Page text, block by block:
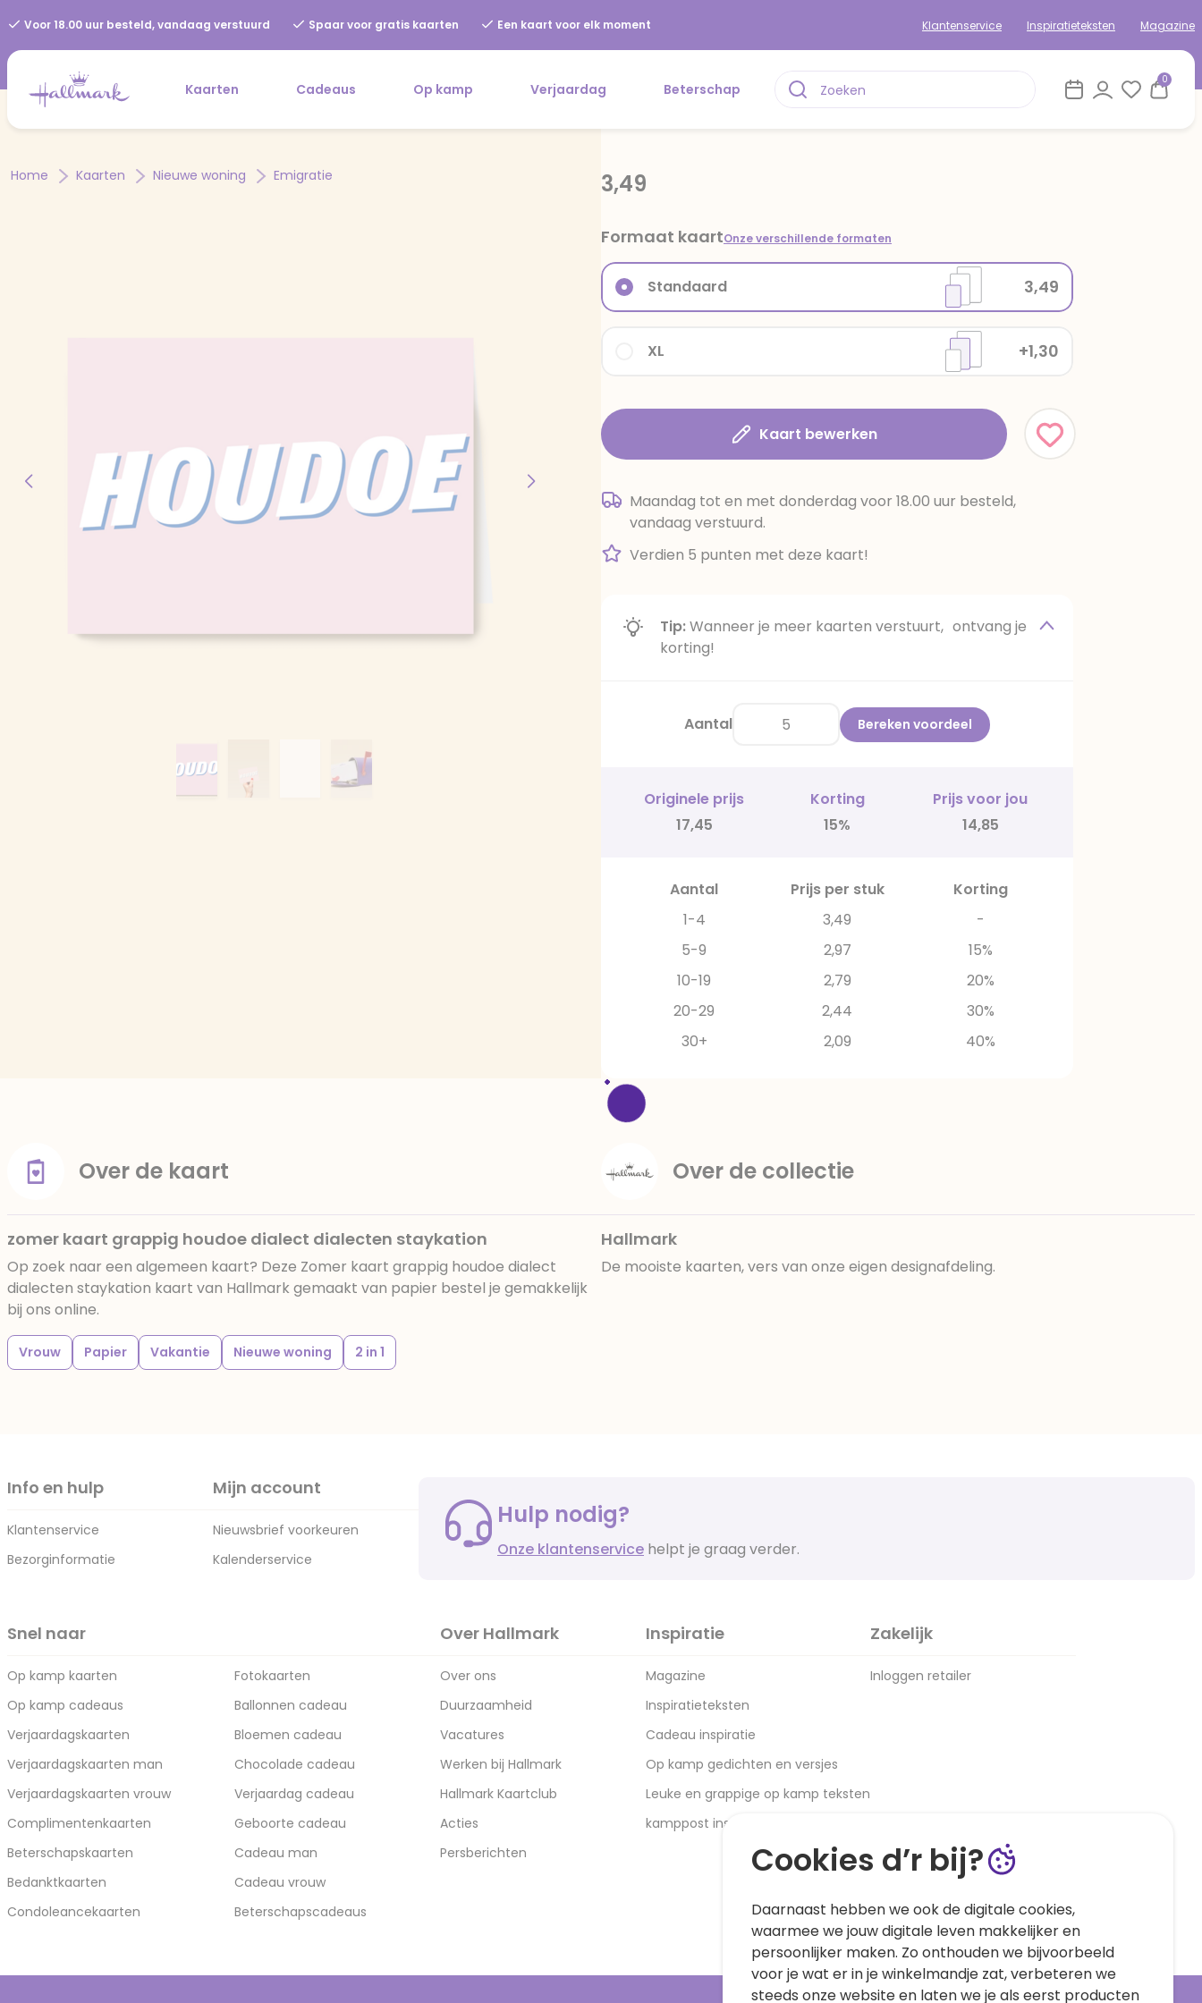
Voor 18.00 uur besteld, vandaag verstuurd Spaar voor gratis kaarten Een kaart voor elk moment Klantenservice Inspiratieteksten Magazine
Kaarten Cadeaus Op kamp Verjaardag Beterschap
0
Home Kaarten Nieuwe woning Emigratie 3,49
Formaat kaartOnze verschillende formaten
XL +1,30
Standaard 3,49
Kaart bewerken
Maandag tot en met donderdag voor 18.00 uur besteld,
vandaag verstuurd.
Verdien 5 punten met deze kaart!
Tip:Wanneer je meer kaarten verstuurt, ontvang je
korting!
Aantal Bereken voordeel
Originele prijs Korting
Prijs voor jou
17,45
15% 14,85
Aantal Prijs per stuk
Korting
1-4
3,49
-
5-9
2,97
15%
10-19
2,79
20%
20-29
2,44
30%
30+
2,09 40%
Over de kaart
zomer kaart grappig houdoe dialect dialecten staykation
Op zoek naar een algemeen kaart? Deze Zomer kaart grappig houdoe dialect
dialecten staykation kaart van Hallmark gemaakt van papier bestel je gemakkelijk
bij ons online.
Vrouw Papier Vakantie Nieuwe woning 2 in 1
Over de collectie
Hallmark
De mooiste kaarten, vers van onze eigen designafdeling.
Info en hulp
Klantenservice
Bezorginformatie
Mijn account
Nieuwsbrief voorkeuren
Kalenderservice
Hulp nodig?
Onze klantenservice helpt je graag verder.
Snel naar
Op kamp kaarten
Op kamp cadeaus
Verjaardagskaarten
Verjaardagskaarten man
Verjaardagskaarten vrouw
Complimentenkaarten
Beterschapskaarten
Bedanktkaarten
Condoleancekaarten
Fotokaarten
Ballonnen cadeau
Bloemen cadeau
Chocolade cadeau
Verjaardag cadeau
Geboorte cadeau
Cadeau man
Cadeau vrouw
Beterschapscadeaus
Over Hallmark
Over ons
Duurzaamheid
Vacatures
Werken bij Hallmark
Hallmark Kaartclub
Acties
Persberichten
Inspiratie
Magazine
Inspiratieteksten
Cadeau inspiratie
Op kamp gedichten en versjes
Leuke en grappige op kamp teksten
kamppost inspiratie
Zakelijk
Inloggen retailer
Cookies d’r bij?
Daarnaast hebben we ook de digitale cookies,
waarmee we jouw digitale leven makkelijker en
persoonlijker maken. Zo onthouden we bijvoorbeeld
voor je wat er in je winkelmandje zat, verbeteren we
steeds onze website en laten we je als eerst producten